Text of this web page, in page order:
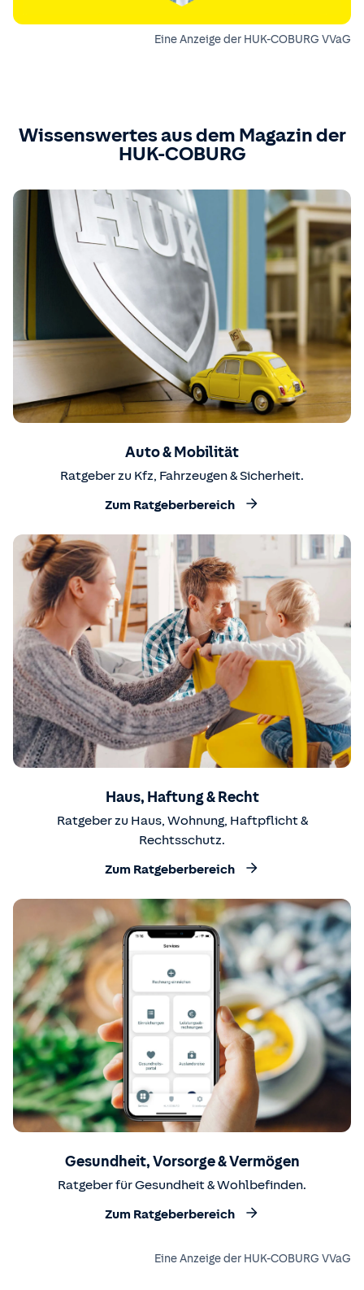
Eine Anzeige der HUK-COBURG VVaG
Wissenswertes aus dem Magazin der
HUK-COBURG
Auto & Mobilität
Ratgeber zu Kfz, Fahrzeugen & Sicherheit.
Zum Ratgeberbereich
Haus, Haftung & Recht
Ratgeber zu Haus, Wohnung, Haftpflicht &
Rechtsschutz.
Zum Ratgeberbereich
Gesundheit, Vorsorge & Vermögen
Ratgeber für Gesundheit & Wohlbefinden.
Zum Ratgeberbereich
Eine Anzeige der HUK-COBURG VVaG